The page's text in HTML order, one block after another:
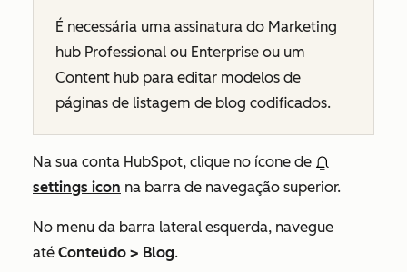
É necessária uma assinatura do Marketing
hub Professional ou Enterprise ou um
Content hub para editar modelos de
páginas de listagem de blog codificados.
Na sua conta HubSpot, clique no ícone de
settings icon na barra de navegação superior.
No menu da barra lateral esquerda, navegue
até Conteúdo > Blog.